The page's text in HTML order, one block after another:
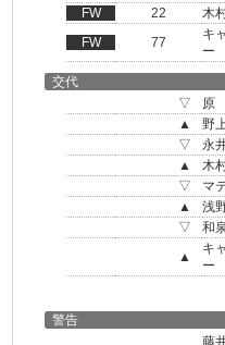
FW 22
木
FW
77
キ
ー
交代
▽
原
▲
野
▽
永
▲
木
▽
マ
▲
浅
▽
和
▲
キ
ー
警告
藤